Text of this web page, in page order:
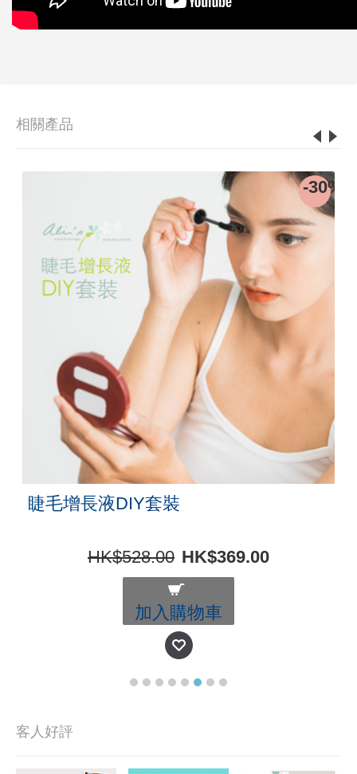
相關產品
-
7
Days
08 26 24
Sec
【玫瑰節優惠】買一送一 Rose Alba
HK$336.00 HK$168.00
加入購物車
客人好評